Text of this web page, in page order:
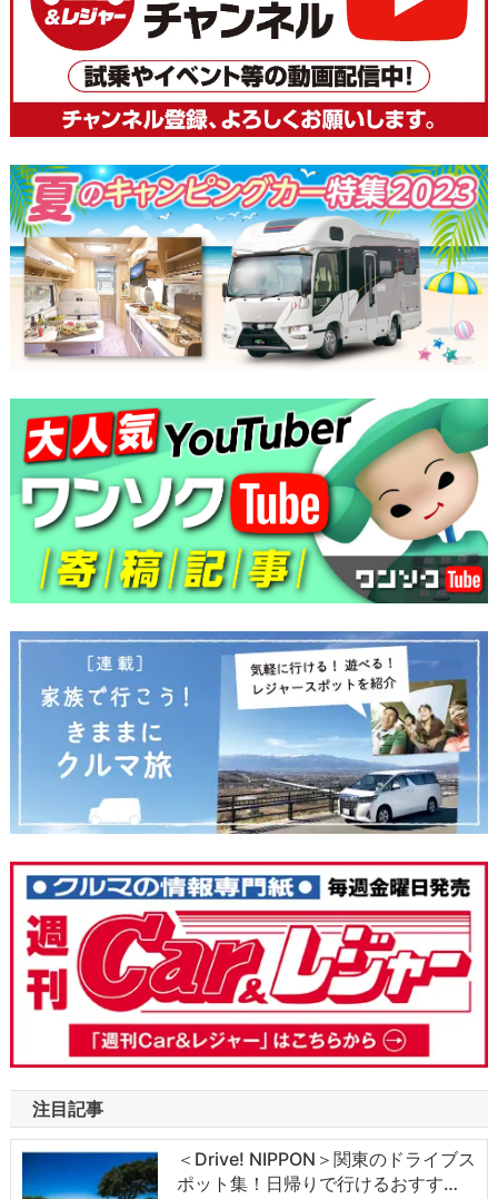
注目記事
＜Drive! NIPPON＞関東のドライブス
ポット集！日帰りで行けるおすす…